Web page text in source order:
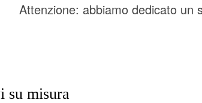
Attenzione: abbiamo dedicato un
su misura